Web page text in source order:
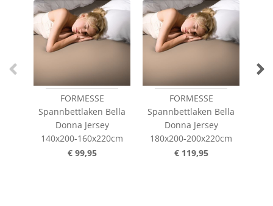
FORMESSE
Spannbettlaken Bella
Donna Jersey
140x200-160x220cm
€ 99,95
FORMESSE
Spannbettlaken Bella
Donna Jersey
180x200-200x220cm
€ 119,95